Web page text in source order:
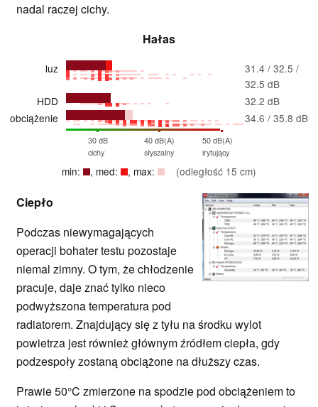
nadal raczej cichy.
Hałas
luz
31.4 / 32.5 /
32.5 dB
HDD
32.2 dB
obciążenie
34.6 / 35.8 dB
30 dB
cichy
40 dB(A)
słyszalny
50 dB(A)
irytujący
min: , med: , max: (odległość 15 cm)
Ciepło
Podczas niewymagających
operacji bohater testu pozostaje
niemal zimny. O tym, że chłodzenie
pracuje, daje znać tylko nieco
podwyższona temperatura pod
radiatorem. Znajdujący się z tyłu na środku wylot
powietrza jest również głównym źródłem ciepła, gdy
podzespoły zostaną obciążone na dłuższy czas.
Prawie 50°C zmierzone na spodzie pod obciążeniem to